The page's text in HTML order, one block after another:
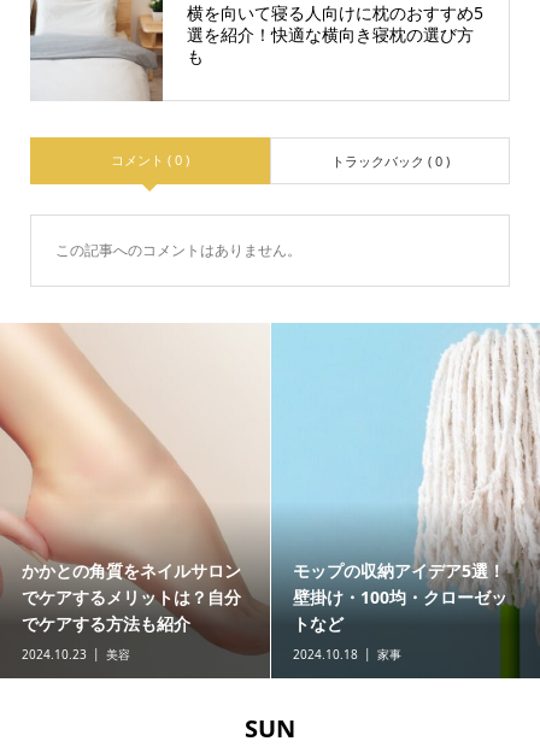
横を向いて寝る人向けに枕のおすすめ5
選を紹介！快適な横向き寝枕の選び方
も
コメント ( 0 ) トラックバック ( 0 )
この記事へのコメントはありません。
モップの収納アイデア5選！
壁掛け・100均・クローゼッ
トなど
2024.10.18 家事
娘の結婚式で黒留袖を着る場
合のマナーとは？母親必見の
選び方も解説
2024.10.05 冠婚葬祭
SUN